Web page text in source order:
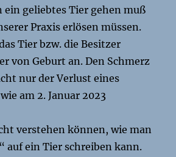
geliebtes Tier gehen muß
Praxis erlösen müssen.
Tier bzw. die Besitzer
von Geburt an. Den Schmerz
nur der Verlust eines
am 2. Januar 2023
verstehen können, wie man
auf ein Tier schreiben kann.